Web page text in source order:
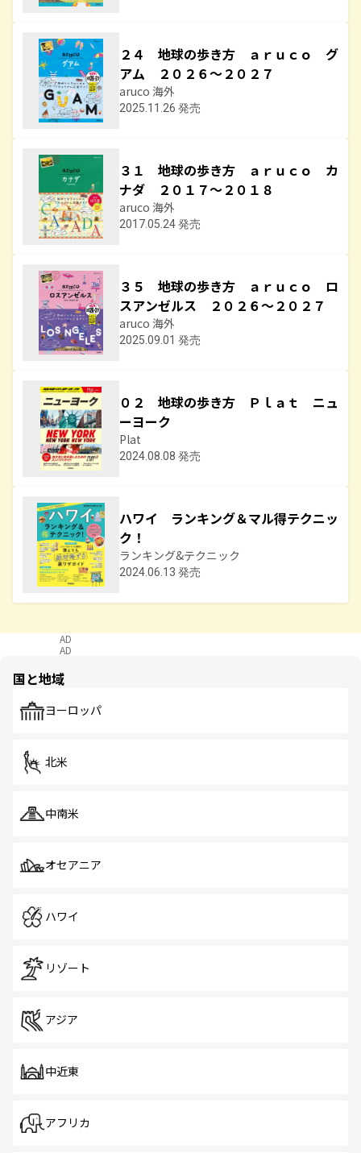
２４ 地球の歩き方 ａｒｕｃｏ グ
アム ２０２６～２０２７
aruco 海外
2025.11.26 発売
３１ 地球の歩き方 ａｒｕｃｏ カ
ナダ ２０１７～２０１８
aruco 海外
2017.05.24 発売
３５ 地球の歩き方 ａｒｕｃｏ ロ
スアンゼルス ２０２６～２０２７
aruco 海外
2025.09.01 発売
０２ 地球の歩き方 Ｐｌａｔ ニュ
ーヨーク
Plat
2024.08.08 発売
ハワイ ランキング＆マル得テクニッ
ク！
ランキング&テクニック
2024.06.13 発売
AD
AD
国と地域
ヨーロッパ
北米
中南米
オセアニア
ハワイ
リゾート
アジア
中近東
アフリカ